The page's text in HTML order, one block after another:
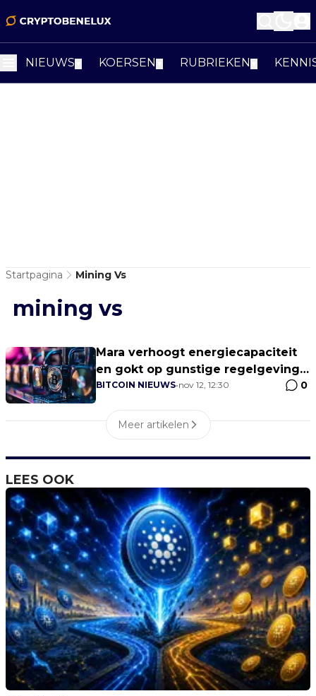
NIEUWS KOERSEN RUBRIEKEN
Startpagina Mining Vs
mining vs
Mara verhoogt energiecapaciteit
en gokt op gunstige regelgeving
voor mining
BITCOIN NIEUWS•nov 12, 12:30 0
Meer artikelen
LEES OOK